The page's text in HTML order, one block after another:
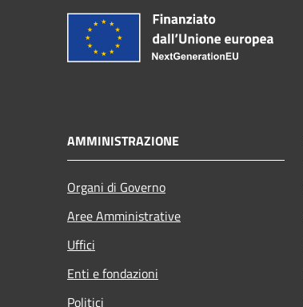
AMMINISTRAZIONE
Organi di Governo
Aree Amministrative
Uffici
Enti e fondazioni
Politici